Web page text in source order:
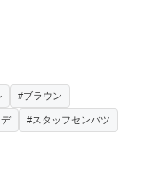
#ブラウン
#スタッフセンバツ